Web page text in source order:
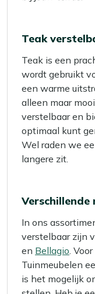
Teak
Teak is een
wordt gebruikt
een warme
alleen maar
verstelbaar en
optimaal kunt
Wel raden we
langere zit.
Verschillende
In ons
verstelbaar zijn
en Bellagio.
Tuinmeubelen
is het mogelijk